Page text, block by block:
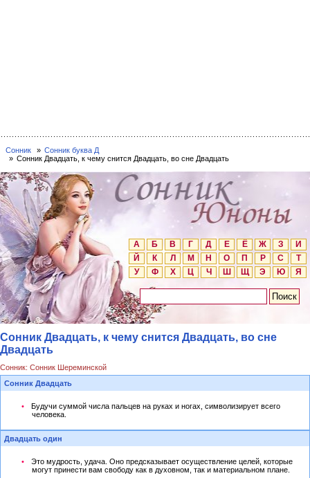
Сонник
Сонник буква Д
Сонник Двадцать, к чему снится Двадцать, во сне Двадцать
А Б В Г Д Е Ё Ж З
И
Й
К Л М Н О П Р С
Т
У
Ф Х Ц Ч Ш Щ Э Ю Я
Сонник Двадцать, к чему снится Двадцать, во сне
Двадцать
Сонник: Сонник Шереминской
Сонник Двадцать
Будучи суммой числа пальцев на руках и ногах, символизирует всего
человека.
Двадцать один
Это мудрость, удача. Оно предсказывает осуществление целей, которые
могут принести вам свободу как в духовном, так и материальном плане.